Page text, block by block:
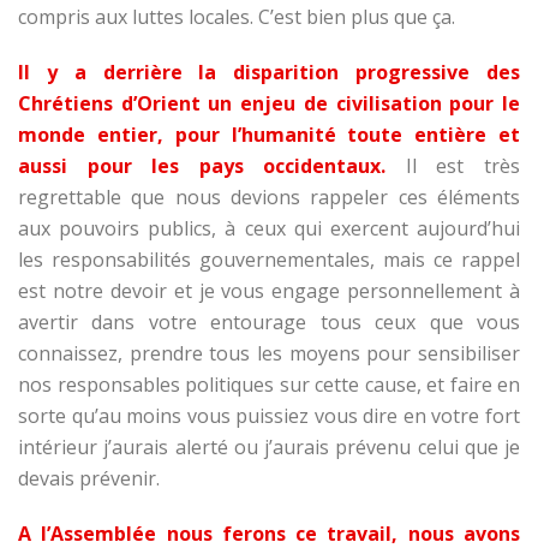
compris aux luttes locales. C’est bien plus que ça.
Il y a derrière la disparition progressive des
Chrétiens d’Orient un enjeu de civilisation pour le
monde entier, pour l’humanité toute entière et
aussi pour les pays occidentaux. Il est très
regrettable que nous devions rappeler ces éléments
aux pouvoirs publics, à ceux qui exercent aujourd’hui
les responsabilités gouvernementales, mais ce rappel
est notre devoir et je vous engage personnellement à
avertir dans votre entourage tous ceux que vous
connaissez, prendre tous les moyens pour sensibiliser
nos responsables politiques sur cette cause, et faire en
sorte qu’au moins vous puissiez vous dire en votre fort
intérieur j’aurais alerté ou j’aurais prévenu celui que je
devais prévenir.
A l’Assemblée nous ferons ce travail, nous avons